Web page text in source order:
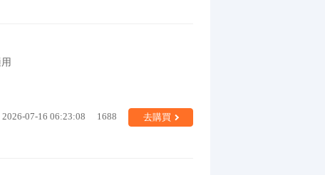
2026-07-16 06:23:08 1688 去購買